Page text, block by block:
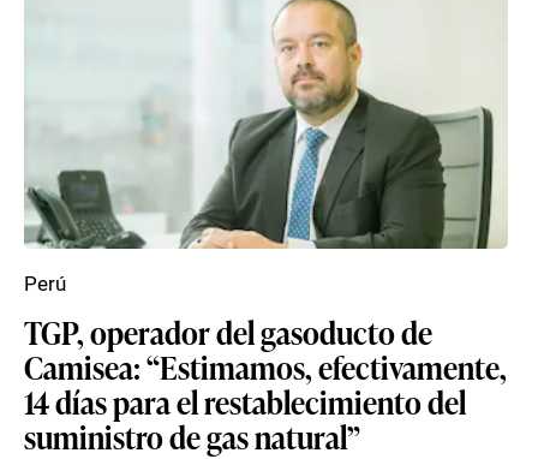
TGP, operador del gasoducto de
Camisea: “Estimamos, efectivamente,
14 días para el restablecimiento del
suministro de gas natural”
Perú